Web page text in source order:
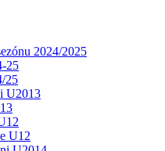
2024/2025
25
25
U2013
U12